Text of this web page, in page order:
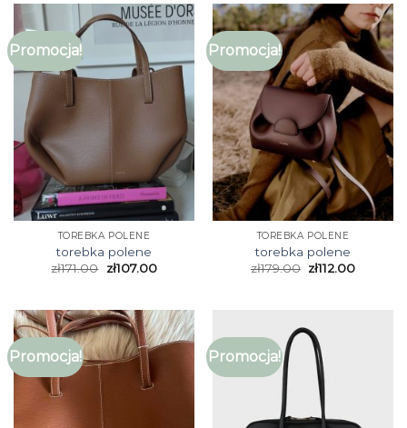
Promocja!
TOREBKA POLENE
torebka polene
zł171.00 zł107.00
Promocja!
TOREBKA POLENE
torebka polene
zł179.00 zł112.00
Promocja! Promocja!